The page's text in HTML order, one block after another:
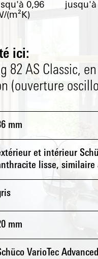
0,96
(m²K)
jusqu'à
ici:
82 AS Classic,
(ouverture
mm
et intérieur
lisse, similaire
mm
VarioTec